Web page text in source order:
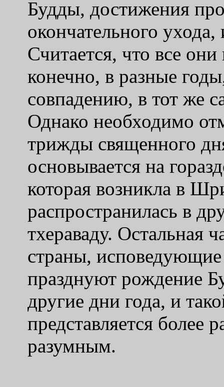
Будды, достижения
окончательного
Считается, что все
конечно, в разные
совпадению, в тот же
Однако необходимо
трижды священного
основывается на
которая возникла в
распространилась в
тхераваду. Остальная
страны,
празднуют рождение
другие дни года, и
представляется более
разумным.